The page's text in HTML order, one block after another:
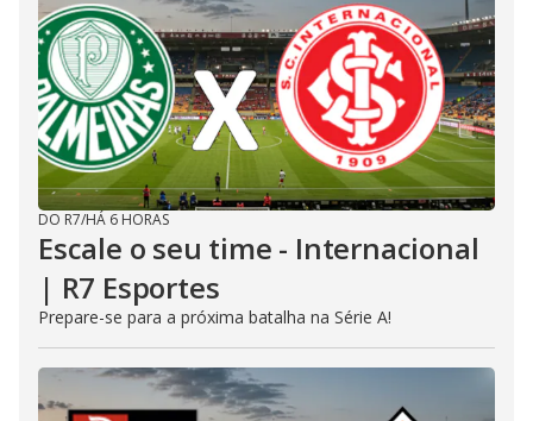
DO R7/HÁ 6 HORAS
Escale o seu time - Internacional
| R7 Esportes
Prepare-se para a próxima batalha na Série A!